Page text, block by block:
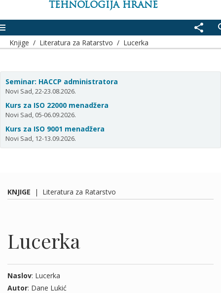
TEHNOLOGIJA HRANE
share
Knjige / Literatura za Ratarstvo / Lucerka
Seminar: HACCP administratora
Novi Sad, 22-23.08.2026.
Kurs za ISO 22000 menadžera
Novi Sad, 05-06.09.2026.
Kurs za ISO 9001 menadžera
Novi Sad, 12-13.09.2026.
KNJIGE | Literatura za Ratarstvo
Lucerka
Naslov: Lucerka
Autor: Dane Lukić